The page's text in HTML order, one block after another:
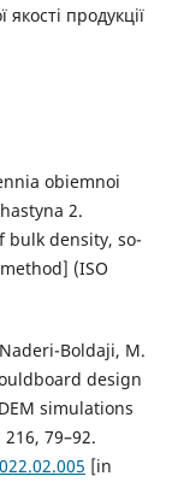
продукції
obiemnoi
2.
bulk density, so-
(ISO
Boldaji, M.
design
simulations
79–92.
[in